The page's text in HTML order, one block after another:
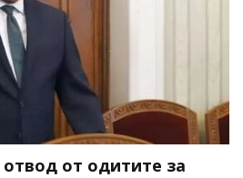
отвод от одитите за